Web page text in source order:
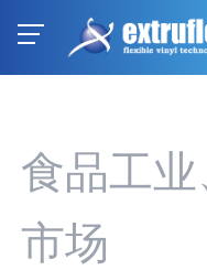
食品工
市场